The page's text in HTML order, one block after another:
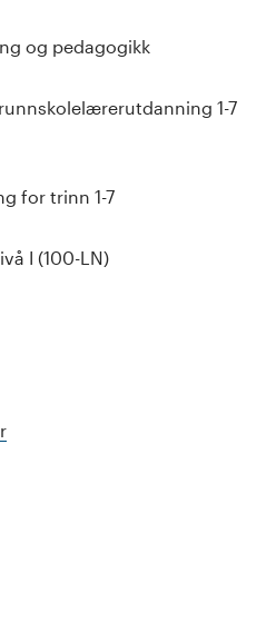
og pedagogikk
1-7
for trinn 1-7
I (100-LN)